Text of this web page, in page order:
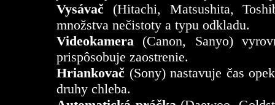
Vysávač (Hitachi, Matsushita,
množstva nečistoty a typu odkladu.
Videokamera (Canon, Sanyo)
prispôsobuje zaostrenie.
Hriankovač (Sony) nastavuje čas
druhy chleba.